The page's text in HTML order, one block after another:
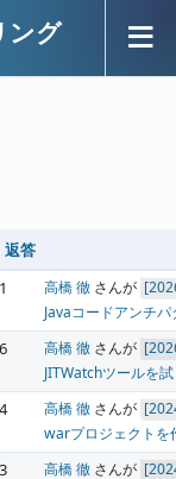
ング
返答
1 高橋 徹 さんが
Javaコードアンチ
6 高橋 徹 さんが
JITWatchツールを
4 高橋 徹 さんが
warプロジェクトを
3 高橋 徹 さんが